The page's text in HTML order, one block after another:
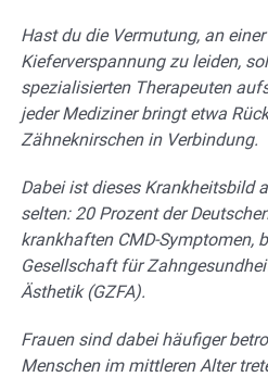
Hast du die Vermutung, an
Kieferverspannung zu leiden,
spezialisierten Therapeuten
jeder Mediziner bringt etwa
Zähneknirschen in Verbindung.
Dabei ist dieses Krankheitsbild
selten: 20 Prozent der
krankhaften CMD-Symptomen,
Gesellschaft für
Ästhetik (GZFA).
Frauen sind dabei häufiger
Menschen im mittleren Alter